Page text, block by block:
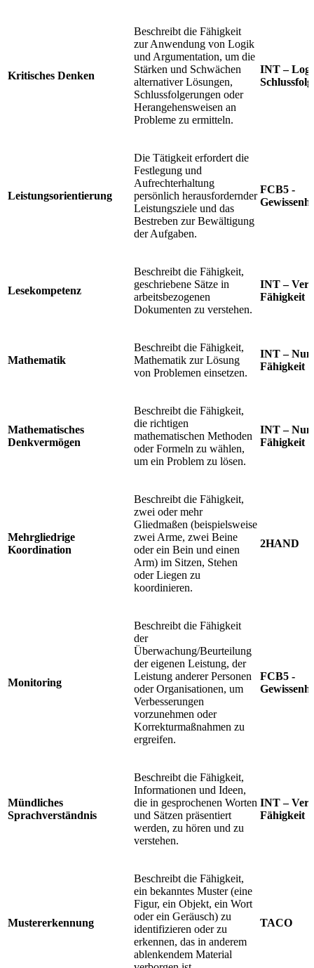
Kritisches Denken
Beschreibt die Fähigkeit
zur Anwendung von Logik
und Argumentation, um die
Stärken und Schwächen
alternativer Lösungen,
Schlussfolgerungen oder
Herangehensweisen an
Probleme zu ermitteln.
INT –
Leistungsorientierung
Die Tätigkeit erfordert die
Festlegung und
Aufrechterhaltung
persönlich herausfordernder
Leistungsziele und das
Bestreben zur Bewältigung
der Aufgaben.
FCB5 -
Lesekompetenz
Beschreibt die Fähigkeit,
geschriebene Sätze in
arbeitsbezogenen
Dokumenten zu verstehen.
INT –
Fähigkeit
Mathematik
Beschreibt die Fähigkeit,
Mathematik zur Lösung
von Problemen einsetzen.
INT –
Fähigkeit
Mathematisches
Denkvermögen
Beschreibt die Fähigkeit,
die richtigen
mathematischen Methoden
oder Formeln zu wählen,
um ein Problem zu lösen.
INT –
Fähigkeit
Mehrgliedrige
Koordination
Beschreibt die Fähigkeit,
zwei oder mehr
Gliedmaßen (beispielsweise
zwei Arme, zwei Beine
oder ein Bein und einen
Arm) im Sitzen, Stehen
oder Liegen zu
koordinieren.
2HAND
Monitoring
Beschreibt die Fähigkeit
der
Überwachung/Beurteilung
der eigenen Leistung, der
Leistung anderer Personen
oder Organisationen, um
Verbesserungen
vorzunehmen oder
Korrekturmaßnahmen zu
ergreifen.
FCB5 -
Mündliches
Sprachverständnis
Beschreibt die Fähigkeit,
Informationen und Ideen,
die in gesprochenen Worten
und Sätzen präsentiert
werden, zu hören und zu
verstehen.
INT –
Fähigkeit
Mustererkennung
Beschreibt die Fähigkeit,
ein bekanntes Muster (eine
Figur, ein Objekt, ein Wort
oder ein Geräusch) zu
identifizieren oder zu
erkennen, das in anderem
ablenkendem Material
TACO